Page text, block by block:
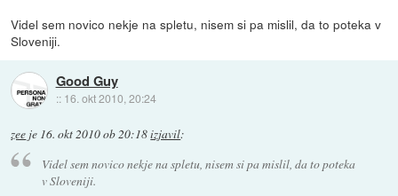
Videl sem novico nekje na spletu, nisem si pa mislil, da to poteka v
Sloveniji.
Good Guy
:: 16. okt 2010, 20:24
zee je 16. okt 2010 ob 20:18izjavil:
Videl sem novico nekje na spletu, nisem si pa mislil, da to poteka
v Sloveniji.